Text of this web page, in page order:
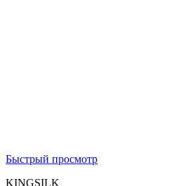
Быстрый просмотр
KINGSILK